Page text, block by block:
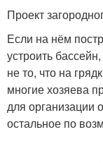
Проект
Если на нём
устроить
не то, что на
многие хозяева
для организации
остальное по